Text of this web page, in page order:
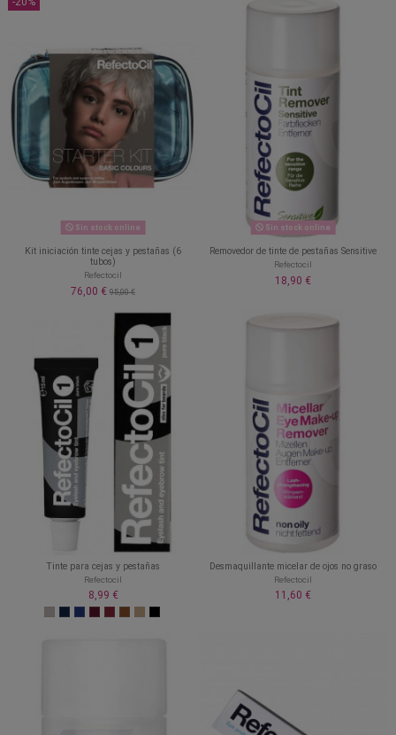
Sin stock online
Kit iniciación tinte cejas y pestañas (6
tubos)
Refectocil
76,00 € 95,00 €
Sin stock online
Removedor de tinte de pestañas Sensitive
Refectocil
18,90 €
Tinte para cejas y pestañas
Refectocil
8,99 €
Desmaquillante micelar de ojos no graso
Refectocil
11,60 €